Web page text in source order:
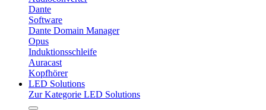
Dante
Software
Dante Domain Manager
Opus
Induktionsschleife
Auracast
Kopfhörer
LED Solutions
Zur Kategorie LED Solutions